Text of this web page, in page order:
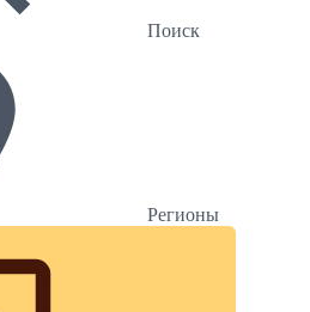
Поиск
Регионы